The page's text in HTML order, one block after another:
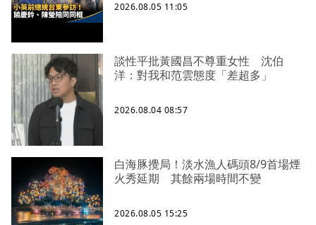
2026.08.05 11:05
談性平批黃國昌不尊重女性 沈伯
洋：對我和范雲態度「差超多」
2026.08.04 08:57
白海豚攪局！淡水漁人碼頭8/9首場煙
火秀延期 其餘兩場時間不變
2026.08.05 15:25